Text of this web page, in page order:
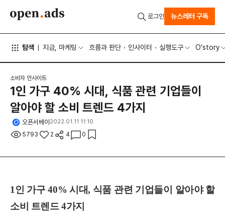
탐색 지금, 마케팅 흐름과 판단 인사이터 실행도구 O'story
로그인 뉴스레터 구독
소비자 인사이트
1인 가구 40% 시대, 식품 관련 기업들이
알아야 할 소비 트렌드 4가지
오픈서베이 2022.01.11 11:10
5793 2 4 0
1인 가구 40% 시대, 식품 관련 기업들이 알아야 할
소비 트렌드 4가지